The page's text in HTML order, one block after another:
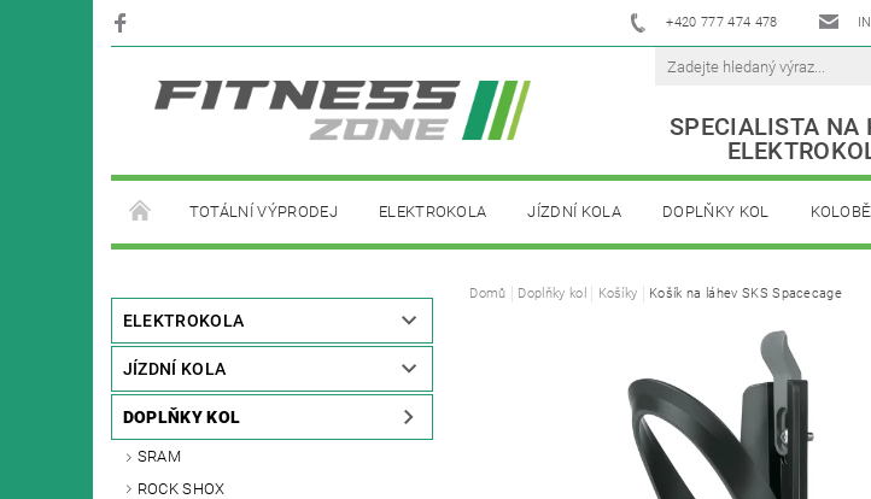
+420 777 474 478
SPECIALISTA NA
TOTÁLNÍ VÝPRODEJ ELEKTROKOLA JÍZDNÍ KOLA DOPLŇKY KOL
ELEKTROKOLA
JÍZDNÍ KOLA
DOPLŇKY KOL
SRAM
ROCK SHOX
Domů Doplňky kol Košíky Košík na láhev SKS Spacecage